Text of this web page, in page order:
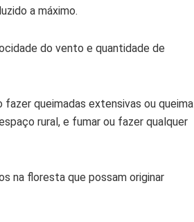
a máximo.
do vento e quantidade de
queimadas extensivas ou queima
rural, e fumar ou fazer qualquer
na floresta que possam originar